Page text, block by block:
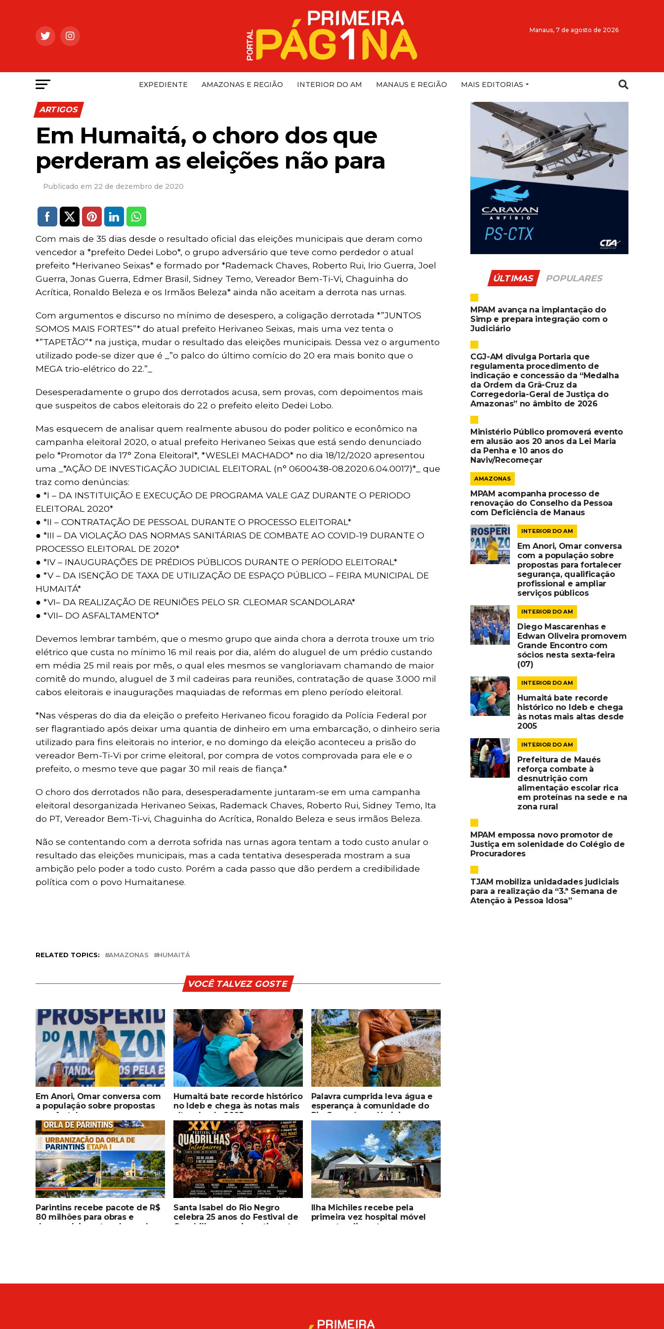
Manaus, 7 de agosto de 2026
EXPEDIENTE AMAZONAS E REGIÃO INTERIOR DO AM MANAUS E REGIÃO MAIS EDITORIAS
ARTIGOS
Em Humaitá, o choro dos que
perderam as eleições não para
22 de dezembro de 2020
Com mais de 35 dias desde o resultado oficial das eleições municipais que deram como
vencedor a *prefeito Dedei Lobo*, o grupo adversário que teve como perdedor o atual
prefeito *Herivaneo Seixas* e formado por *Rademack Chaves, Roberto Rui, Irio Guerra, Joel
Guerra, Jonas Guerra, Edmer Brasil, Sidney Temo, Vereador Bem-Ti-Vi, Chaguinha do
Acrítica, Ronaldo Beleza e os Irmãos Beleza* ainda não aceitam a derrota nas urnas.
Com argumentos e discurso no mínimo de desespero, a coligação derrotada *”JUNTOS
SOMOS MAIS FORTES”* do atual prefeito Herivaneo Seixas, mais uma vez tenta o
*”TAPETÃO”* na justiça, mudar o resultado das eleições municipais. Dessa vez o argumento
utilizado pode-se dizer que é _”o palco do último comício do 20 era mais bonito que o
MEGA trio-elétrico do 22.”_
Desesperadamente o grupo dos derrotados acusa, sem provas, com depoimentos mais
que suspeitos de cabos eleitorais do 22 o prefeito eleito Dedei Lobo.
Mas esquecem de analisar quem realmente abusou do poder politico e econômico na
campanha eleitoral 2020, o atual prefeito Herivaneo Seixas que está sendo denunciado
pelo *Promotor da 17° Zona Eleitoral*, *WESLEI MACHADO* no dia 18/12/2020 apresentou
uma _*AÇÃO DE INVESTIGAÇÃO JUDICIAL ELEITORAL (n° 0600438-08.2020.6.04.0017)*_ que
traz como denúncias:
● *I – DA INSTITUIÇÃO E EXECUÇÃO DE PROGRAMA VALE GAZ DURANTE O PERIODO
ELEITORAL 2020*
● *II – CONTRATAÇÃO DE PESSOAL DURANTE O PROCESSO ELEITORAL*
● *III – DA VIOLAÇÃO DAS NORMAS SANITÁRIAS DE COMBATE AO COVID-19 DURANTE O
PROCESSO ELEITORAL DE 2020*
● *IV – INAUGURAÇÕES DE PRÉDIOS PÚBLICOS DURANTE O PERÍODO ELEITORAL*
● *V – DA ISENÇÃO DE TAXA DE UTILIZAÇÃO DE ESPAÇO PÚBLICO – FEIRA MUNICIPAL DE
HUMAITÁ*
● *VI– DA REALIZAÇÃO DE REUNIÕES PELO SR. CLEOMAR SCANDOLARA*
● *VII– DO ASFALTAMENTO*
Devemos lembrar também, que o mesmo grupo que ainda chora a derrota trouxe um trio
elétrico que custa no mínimo 16 mil reais por dia, além do aluguel de um prédio custando
em média 25 mil reais por mês, o qual eles mesmos se vangloriavam chamando de maior
comitê do mundo, aluguel de 3 mil cadeiras para reuniões, contratação de quase 3.000 mil
cabos eleitorais e inaugurações maquiadas de reformas em pleno período eleitoral.
*Nas vésperas do dia da eleição o prefeito Herivaneo ficou foragido da Polícia Federal por
ser flagrantiado após deixar uma quantia de dinheiro em uma embarcação, o dinheiro seria
utilizado para fins eleitorais no interior, e no domingo da eleição aconteceu a prisão do
vereador Bem-Ti-Vi por crime eleitoral, por compra de votos comprovada para ele e o
prefeito, o mesmo teve que pagar 30 mil reais de fiança.*
O choro dos derrotados não para, desesperadamente juntaram-se em uma campanha
eleitoral desorganizada Herivaneo Seixas, Rademack Chaves, Roberto Rui, Sidney Temo, Ita
do PT, Vereador Bem-Ti-vi, Chaguinha do Acrítica, Ronaldo Beleza e seus irmãos Beleza.
Não se contentando com a derrota sofrida nas urnas agora tentam a todo custo anular o
resultado das eleições municipais, mas a cada tentativa desesperada mostram a sua
ambição pelo poder a todo custo. Porém a cada passo que dão perdem a credibilidade
política com o povo Humaitanese.
RELATED TOPICS: AMAZONAS HUMAITÁ
VOCÊ TALVEZ GOSTE
Em Anori, Omar conversa com
a população sobre propostas
para fortalecer segurança,
qualificação profissional e
ampliar serviços públicos
Humaitá bate recorde histórico
no Ideb e chega às notas mais
altas desde 2005
Palavra cumprida leva água e
esperança à comunidade do
Rio Copacá, em Uarini
Parintins recebe pacote de R$
80 milhões para obras e
desenvolvimento urbano dos
Santa Isabel do Rio Negro
celebra 25 anos do Festival de
Quadrilhas com investimento
Ilha Michiles recebe pela
primeira vez hospital móvel
para atendimento
ÚLTIMAS POPULARES
MPAM avança na implantação do
Simp e prepara integração com o
Judiciário
CGJ-AM divulga Portaria que
regulamenta procedimento de
indicação e concessão da “Medalha
da Ordem da Grã-Cruz da
Corregedoria-Geral de Justiça do
Amazonas” no âmbito de 2026
Ministério Público promoverá evento
em alusão aos 20 anos da Lei Maria
da Penha e 10 anos do
Naviv/Recomeçar
AMAZONAS
MPAM acompanha processo de
renovação do Conselho da Pessoa
com Deficiência de Manaus
INTERIOR DO AM
Em Anori, Omar conversa
com a população sobre
propostas para fortalecer
segurança, qualificação
profissional e ampliar
serviços públicos
INTERIOR DO AM
Diego Mascarenhas e
Edwan Oliveira promovem
Grande Encontro com
sócios nesta sexta-feira
(07)
INTERIOR DO AM
Humaitá bate recorde
histórico no Ideb e chega
às notas mais altas desde
2005
INTERIOR DO AM
Prefeitura de Maués
reforça combate à
desnutrição com
alimentação escolar rica
em proteínas na sede e na
zona rural
MPAM empossa novo promotor de
Justiça em solenidade do Colégio de
Procuradores
TJAM mobiliza unidadades judiciais
para a realização da “3.ª Semana de
Atenção à Pessoa Idosa”